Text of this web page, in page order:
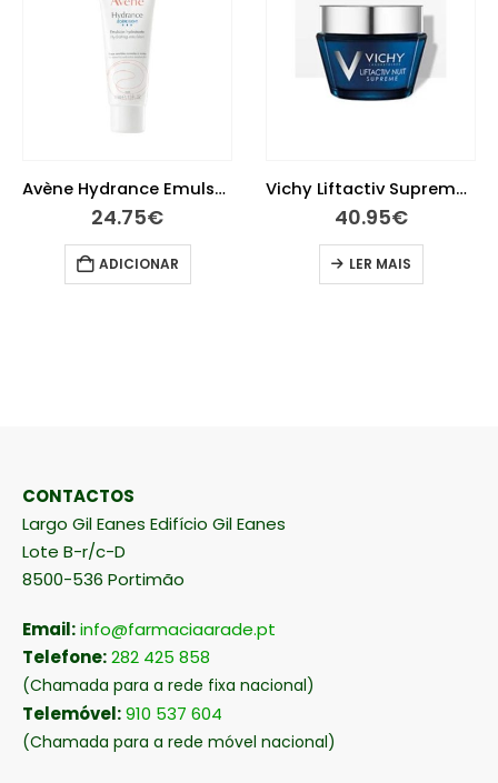
Avène Hydrance Emulsão Suave 40 ml
24.75€
ADICIONAR
Vichy Liftactiv Supreme Noite 50 ml
40.95€
LER MAIS
CONTACTOS
Largo Gil Eanes Edifício Gil Eanes
Lote B-r/c-D
8500-536 Portimão
Email:info@farmaciaarade.pt
Telefone:282 425 858
(Chamada para a rede fixa nacional)
Telemóvel:910 537 604
(Chamada para a rede móvel nacional)